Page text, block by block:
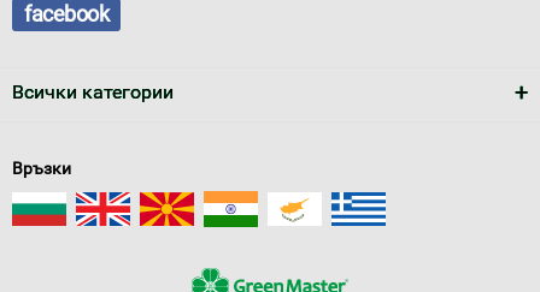
facebook
Всички категории
Връзки